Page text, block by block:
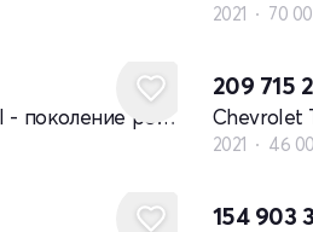
2021 70
Chevrolet Tracker III - поколение рестайлинг
209 715
2021 46
154 903